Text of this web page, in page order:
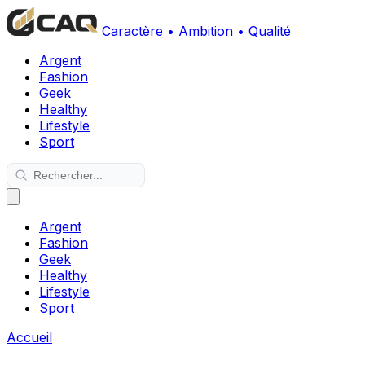
Caractère • Ambition • Qualité
Argent
Fashion
Geek
Healthy
Lifestyle
Sport
Argent
Fashion
Geek
Healthy
Lifestyle
Sport
Accueil